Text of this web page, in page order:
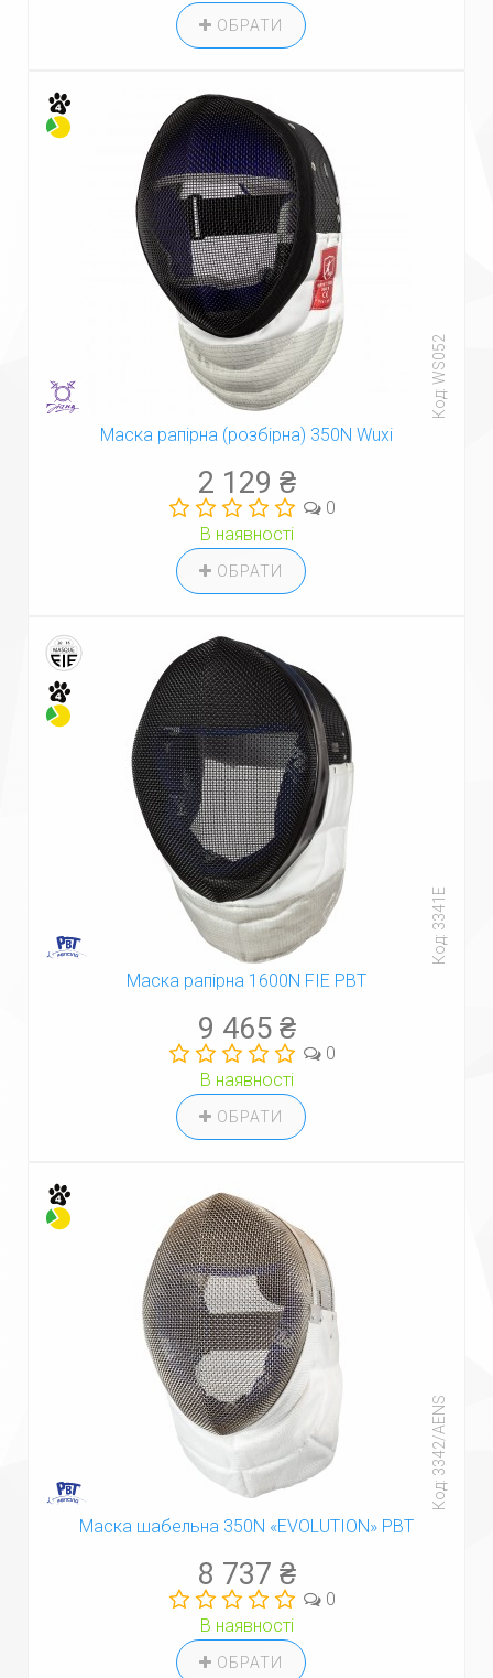
ОБРАТИ
Код: WS052
Маска рапірна (розбірна) 350N Wuxi
2 129 ₴
0
В наявності
ОБРАТИ
Код: 3341E
Маска рапірна 1600N FIE PBT
9 465 ₴
0
В наявності
ОБРАТИ
Код: 3342/AENS
Маска шабельна 350N «EVOLUTION» PBT
8 737 ₴
0
В наявності
ОБРАТИ